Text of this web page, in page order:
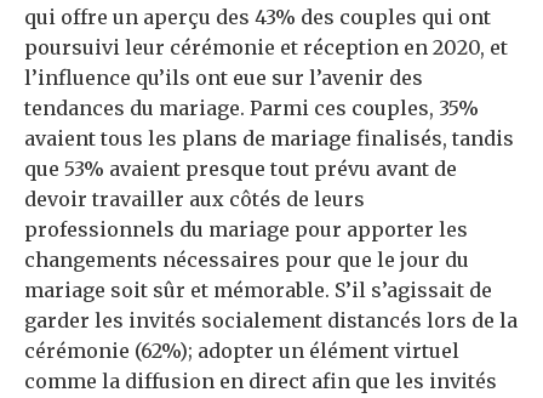
qui offre un aperçu des 43% des couples qui ont
poursuivi leur cérémonie et réception en 2020, et
l’influence qu’ils ont eue sur l’avenir des
tendances du mariage. Parmi ces couples, 35%
avaient tous les plans de mariage finalisés, tandis
que 53% avaient presque tout prévu avant de
devoir travailler aux côtés de leurs
professionnels du mariage pour apporter les
changements nécessaires pour que le jour du
mariage soit sûr et mémorable. S’il s’agissait de
garder les invités socialement distancés lors de la
cérémonie (62%); adopter un élément virtuel
comme la diffusion en direct afin que les invités